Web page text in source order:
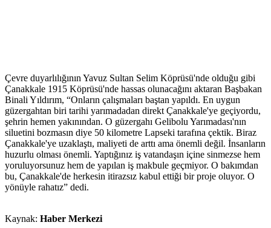
Çevre duyarlılığının Yavuz Sultan Selim Köprüsü'nde olduğu gibi
Çanakkale 1915 Köprüsü'nde hassas olunacağını aktaran Başbakan
Binali Yıldırım, “Onların çalışmaları baştan yapıldı. En uygun
güzergahtan biri tarihi yarımadadan direkt Çanakkale'ye geçiyordu,
şehrin hemen yakınından. O güzergahı Gelibolu Yarımadası'nın
siluetini bozmasın diye 50 kilometre Lapseki tarafına çektik. Biraz
Çanakkale'ye uzaklaştı, maliyeti de arttı ama önemli değil. İnsanların
huzurlu olması önemli. Yaptığınız iş vatandaşın içine sinmezse hem
yoruluyorsunuz hem de yapılan iş makbule geçmiyor. O bakımdan
bu, Çanakkale'de herkesin itirazsız kabul ettiği bir proje oluyor. O
yönüyle rahatız” dedi.
Kaynak: Haber Merkezi